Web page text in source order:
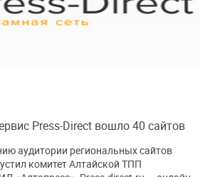
Press-Direct вошло 40 сайтов
аудитории региональных сайтов
комитет Алтайской ТПП